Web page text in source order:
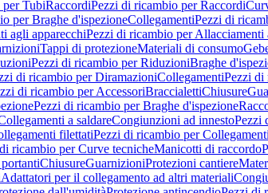
TubiRaccordiPezzi di ricambio per Raccordi
per Braghe d'ispezioneCollegamentiPezzi di
agli apparecchiPezzi di ricambio per Allacciamenti
Tappi di protezioneMateriali di consumo
Pezzi di ricambio per RiduzioniBraghe
di ricambio per DiramazioniCollegamentiPezzi di
di ricambio per AccessoriBraccialettiChiusure
Pezzi di ricambio per Braghe d'ispezione
a saldareCongiunzioni ad innestoPezzi
filettatiPezzi di ricambio per
ricambio per Curve tecnicheManicotti di raccordo
ChiusureGuarnizioniProtezioni cantiere
Adattatori per il collegamento ad altri materiali